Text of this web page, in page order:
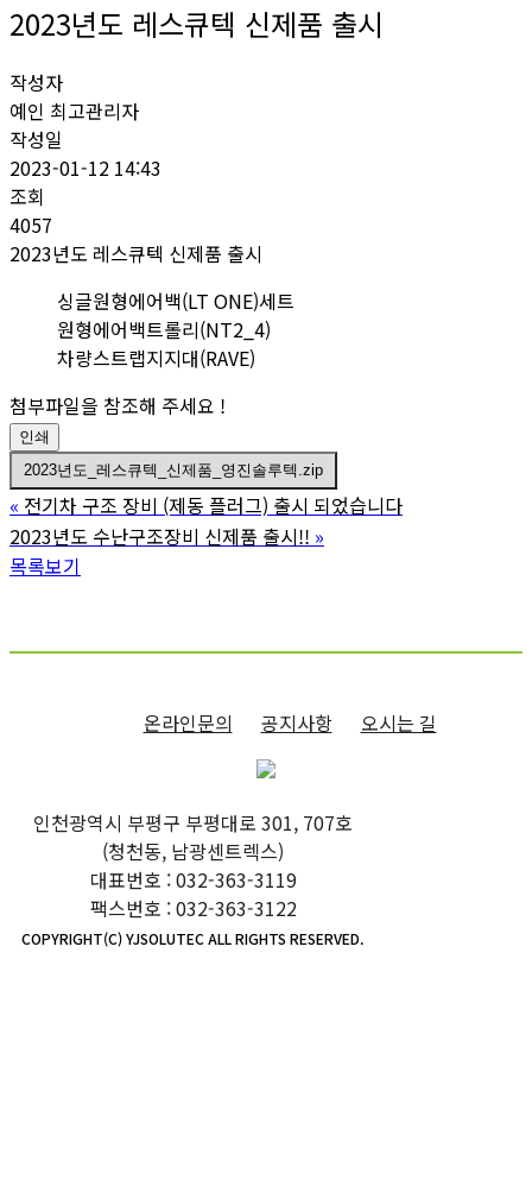
2023년도 레스큐텍 신제품 출시
작성자
예인 최고관리자
작성일
2023-01-12 14:43
조회
4057
2023년도 레스큐텍 신제품 출시
싱글원형에어백(LT ONE)세트
원형에어백트롤리(NT2_4)
차량스트랩지지대(RAVE)
첨부파일을 참조해 주세요 !
인쇄
2023년도_레스큐텍_신제품_영진솔루텍.zip
« 전기차 구조 장비 (제동 플러그) 출시 되었습니다
2023년도 수난구조장비 신제품 출시!! »
목록보기
온라인문의 공지사항 오시는 길
인천광역시 부평구 부평대로 301, 707호
(청천동, 남광센트렉스)
대표번호 : 032-363-3119
팩스번호 : 032-363-3122
COPYRIGHT(C) YJSOLUTEC ALL RIGHTS RESERVED.